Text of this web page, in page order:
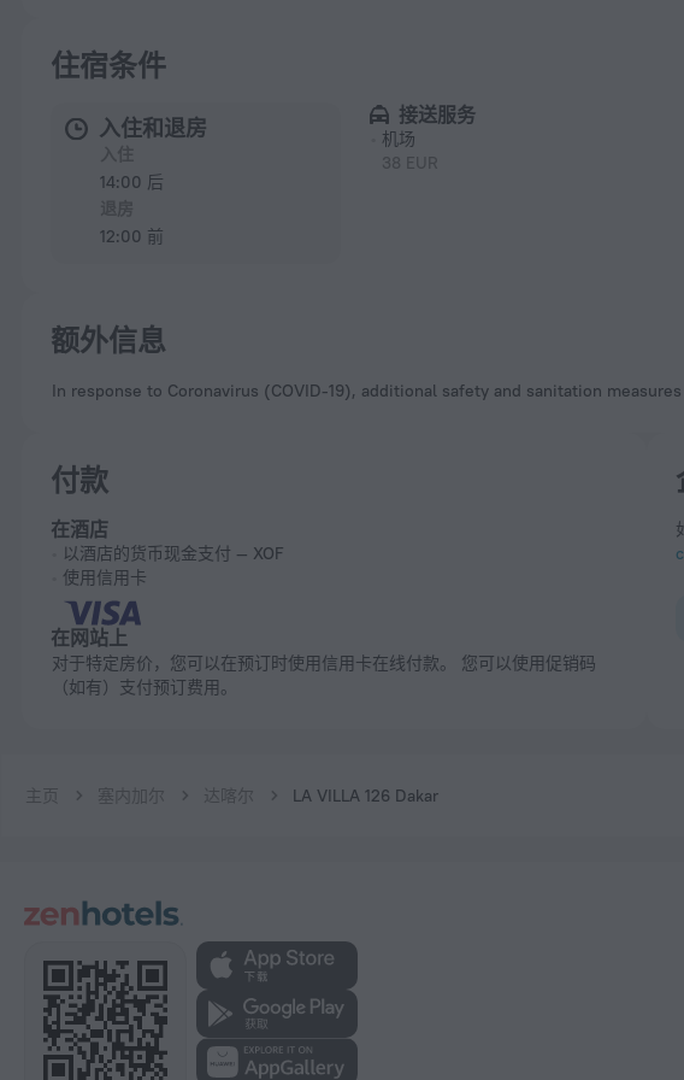
住宿条件
入住和退房
14:00 后
12:00 前
接送服务
机场
38 EUR
额外信息
In response to Coronavirus (COVID-19), additional safety and sanitation
付款
在酒店
以酒店的货币现金支付 — XOF
使用信用卡
在网站上
对于特定房价，您可以在预订时使用信用卡在线付款。 您可以使用促销码
（如有）支付预订费用。
主页 塞内加尔 达喀尔 LA VILLA 126 Dakar